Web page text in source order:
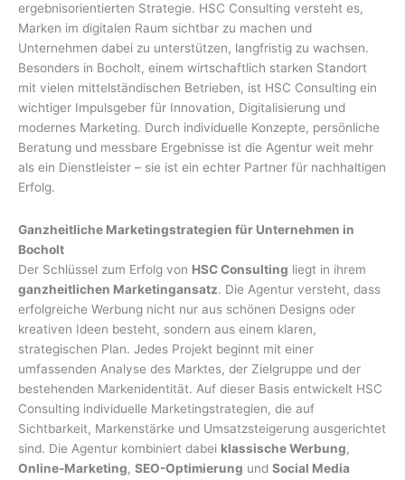
ergebnisorientierten Strategie. HSC Consulting versteht es,
Marken im digitalen Raum sichtbar zu machen und
Unternehmen dabei zu unterstützen, langfristig zu wachsen.
Besonders in Bocholt, einem wirtschaftlich starken Standort
mit vielen mittelständischen Betrieben, ist HSC Consulting ein
wichtiger Impulsgeber für Innovation, Digitalisierung und
modernes Marketing. Durch individuelle Konzepte, persönliche
Beratung und messbare Ergebnisse ist die Agentur weit mehr
als ein Dienstleister – sie ist ein echter Partner für nachhaltigen
Erfolg.
Ganzheitliche Marketingstrategien für Unternehmen in
Bocholt
Der Schlüssel zum Erfolg von HSC Consulting liegt in ihrem
ganzheitlichen Marketingansatz. Die Agentur versteht, dass
erfolgreiche Werbung nicht nur aus schönen Designs oder
kreativen Ideen besteht, sondern aus einem klaren,
strategischen Plan. Jedes Projekt beginnt mit einer
umfassenden Analyse des Marktes, der Zielgruppe und der
bestehenden Markenidentität. Auf dieser Basis entwickelt HSC
Consulting individuelle Marketingstrategien, die auf
Sichtbarkeit, Markenstärke und Umsatzsteigerung ausgerichtet
sind. Die Agentur kombiniert dabei klassische Werbung,
Online-Marketing, SEO-Optimierung und Social Media